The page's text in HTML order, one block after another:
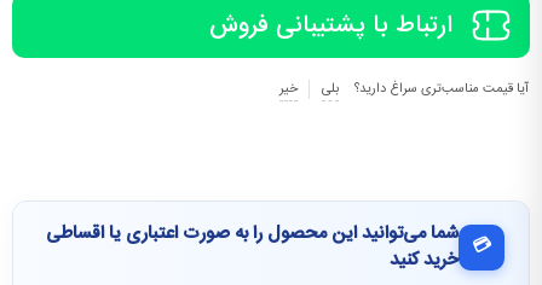
ارتباط با پشتیبانی فروش
آیا قیمت مناسب‌تری سراغ دارید؟ بلی خیر
💳 شما می‌توانید این محصول را به صورت اعتباری یا اقساطی
خرید کنید